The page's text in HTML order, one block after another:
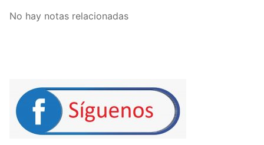
No hay notas relacionadas